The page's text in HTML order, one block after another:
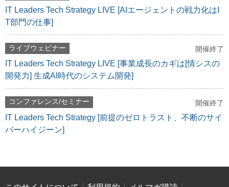
IT Leaders Tech Strategy LIVE [AIエージェントの戦力化はI
T部門の仕事]
ライブウェビナー 開催終了
IT Leaders Tech Strategy LIVE [事業成長のカギは[情シスの
開発力] 生成AI時代のシステム開発]
コンファレンス/セミナー 開催終了
IT Leaders Tech Strategy [前提のゼロトラスト、不断のサイ
バーハイジーン]